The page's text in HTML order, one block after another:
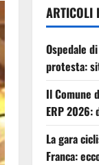
ARTICOLI
Ospedale
protesta:
Il Comune
ERP 2026:
La gara
Franca: